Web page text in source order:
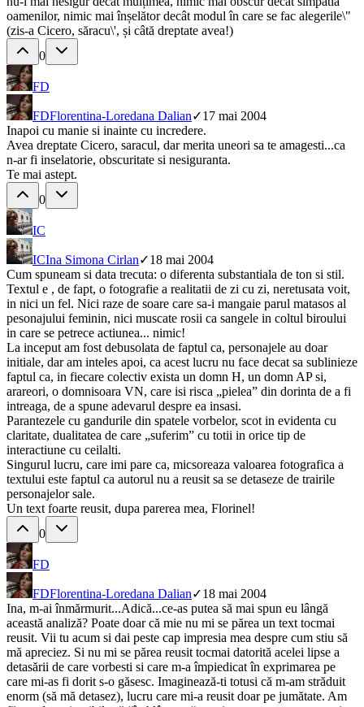
oamenilor, nimic mai înșelător decât modul în care se fac alegerile\"
(zis-a Cicero, săracu\', și câtă dreptate avea!)
0
FD
FDFlorentina-Loredana Dalian✓17 mai 2004
Inapoi cu manie si inainte cu incredere.
Avea dreptate Cicero, saracul, dar merita uneori sa te amagesti...ca
n-ar fi inselatorie, obscuritate si nesiguranta.
Te mai astept.
0
IC
ICIna Simona Cirlan✓18 mai 2004
Cum spuneam si data trecuta: o diferenta substantiala de ton si stil.
Textul e , de fapt, o fotografie a realitatii de zi cu zi, neretusata voit,
in nici un fel. Nici raze de soare care sa-i mangaie parul matasos al
pesonajului feminin, nici muscate rosii ca sangele in coltul biroului
in care se petrece actiunea... nimic!
La inceput am fost debusolata de faptul ca, personajele au doar
initiale, dar am inteles apoi, ca acest lucru nu face decat sa sublinieze
faptul ca, in fiecare colectiv exista un domn H, un domn AP si,
arareori, o domnisoara VN, care isi risca „pielea” din dorinta de a fi
intreaga, de a spune adevarul despre ea insasi.
Parantezele cu gandurile din spatele vorbelor, scot in evidenta cu
claritate, dualitatea de care „suferim” cu totii in orice tip de
interactiune cu ceilalti.
Singurul lucru, care imi pare ca, micsoreaza valoarea fotografica a
textului este faptul ca autorul nu a reusit sa se detaseze de trairile
personajelor sale.
Un text foarte reusit, dupa parerea mea, Florinel!
0
FD
FDFlorentina-Loredana Dalian✓18 mai 2004
Ina, m-ai înmărmurit...Adică...ce-as putea să mai spun eu lângă
această analiză? Poate doar că mie nu mi se părea un text tocmai
reusit. Vii tu acum si dai peste cap impresia mea despre cum stiu să
mă apreciez. Si nu mi se părea reusit tocmai datorită acelei lipse a
detasării de care vorbesti si care m-a împiedicat în exprimarea pe
care mi-as fi dorit s-o găsesc. Imaginează-ti totusi că m-am străduit
enorm (să mă detasez), lucru care mi-a reusit doar pe jumătate. Am